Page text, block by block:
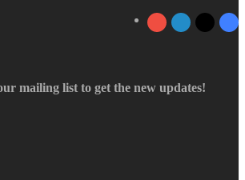
X
LinkedIn
YouTube
mailing list to get the new updates!